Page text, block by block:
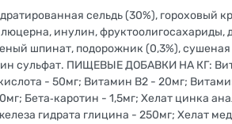
сельдь (30%), гороховый
инулин, фруктоолигосахариды,
шпинат, подорожник (0,3%),
сульфат. ПИЩЕВЫЕ ДОБАВКИ НА КГ:
- 50мг; Витамин В2 - 20мг;
Бета‐каротин - 1,5мг; Хелат цинка
гидрата глицина - 250мг; Хелат